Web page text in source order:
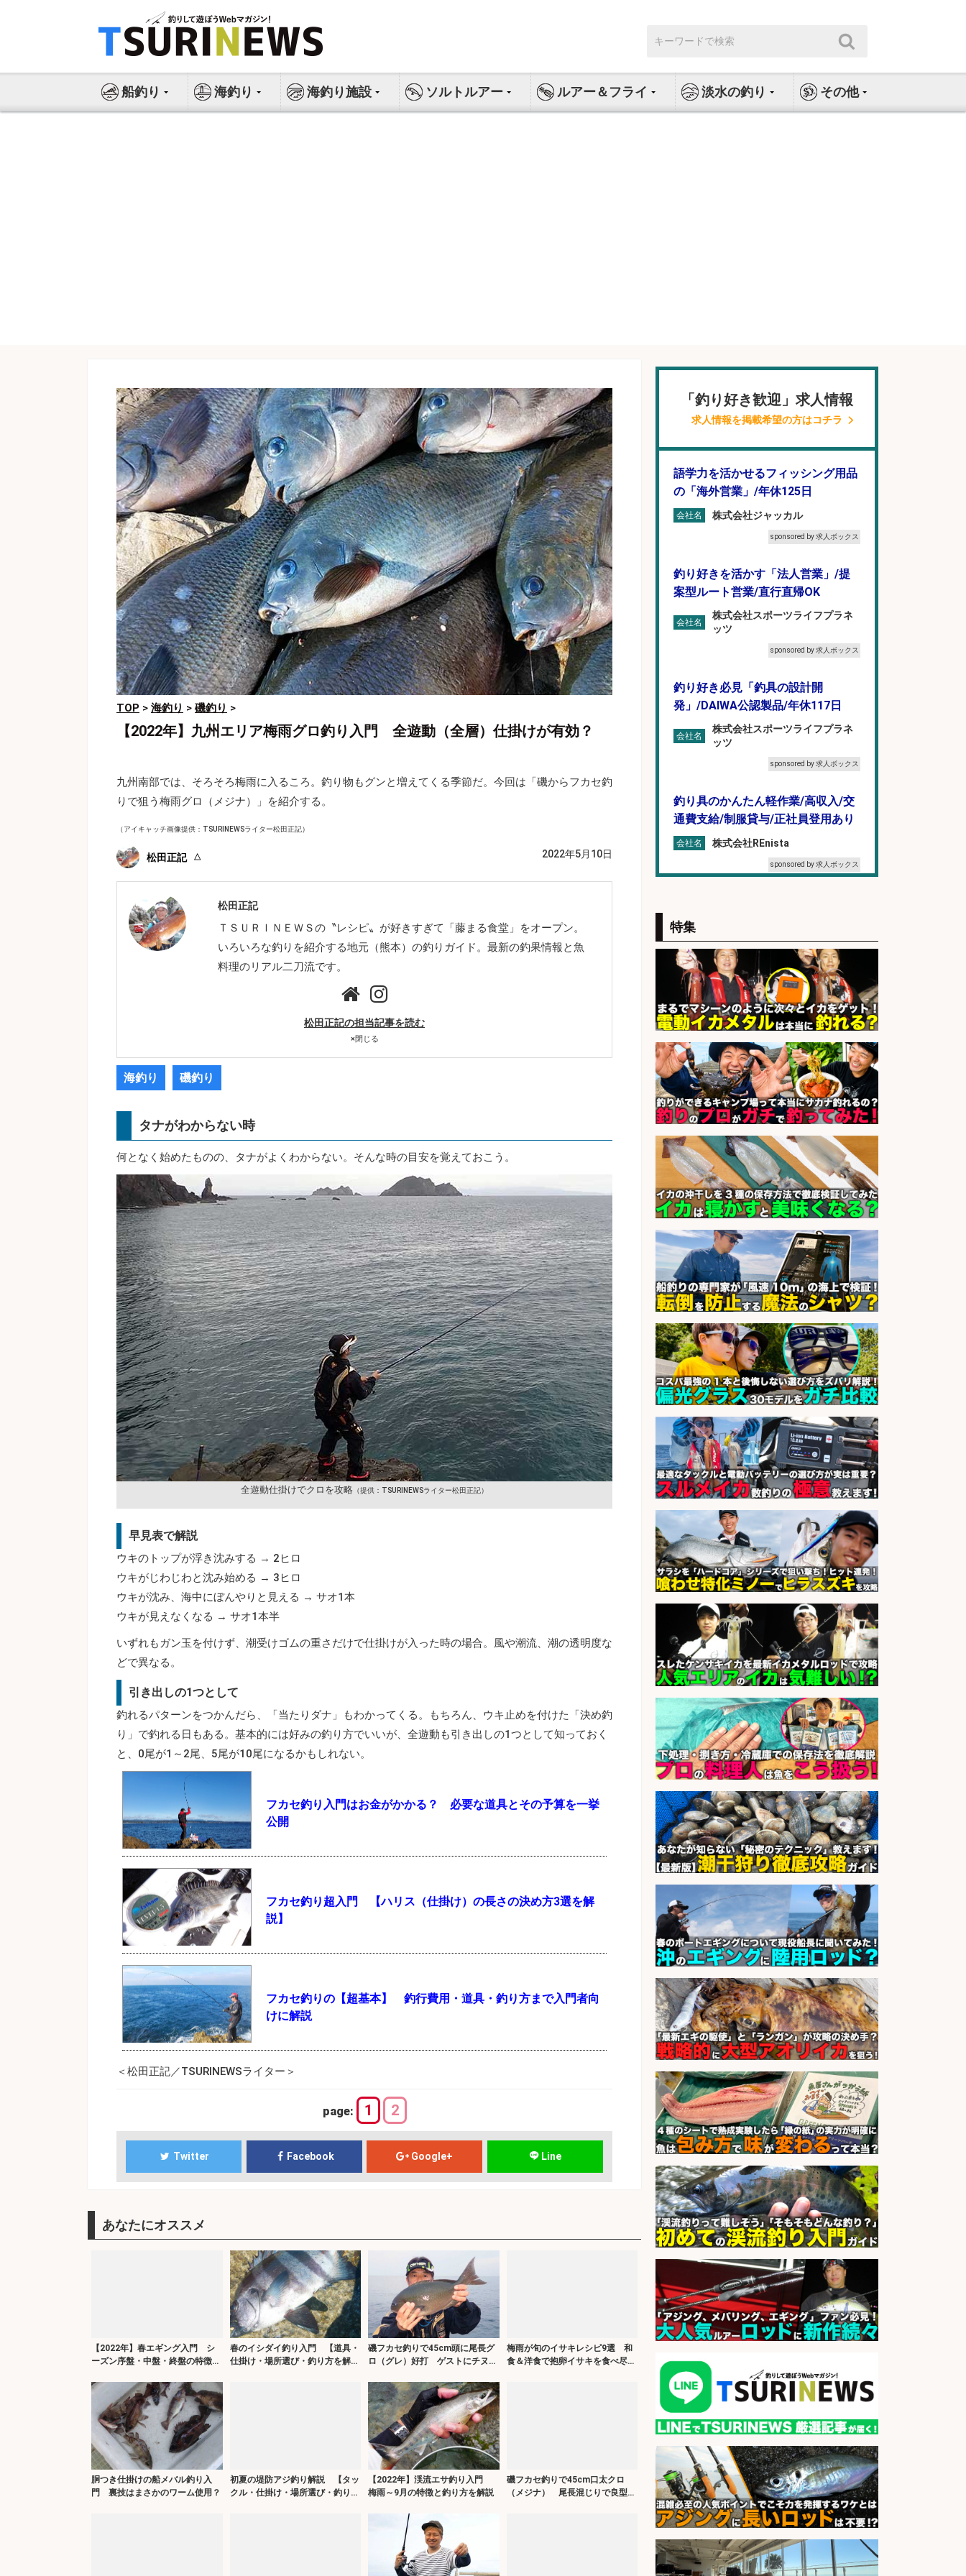
ス
索:
船釣り 海釣り 海釣り施設 ソルトルアー ルアー＆フライ 淡水の釣り その他
TOP > 海釣り > 磯釣り >
【2022年】九州エリア梅雨グロ釣り入門 全遊動（全層）仕掛けが有効？
九州南部では、そろそろ梅雨に入るころ。釣り物もグンと増えてくる季節だ。今回は「磯からフカセ釣
りで狙う梅雨グロ（メジナ）」を紹介する。
（アイキャッチ画像提供：TSURINEWSライター松田正記）
松田正記 2022年5月10日
松田正記
ＴＳＵＲＩＮＥＷＳの〝レシピ〟が好きすぎて「藤まる食堂」をオープン。
いろいろな釣りを紹介する地元（熊本）の釣りガイド。最新の釣果情報と魚
料理のリアル二刀流です。
松田正記の担当記事を読む
×閉じる
海釣り 磯釣り
タナがわからない時
何となく始めたものの、タナがよくわからない。そんな時の目安を覚えておこう。
全遊動仕掛けでクロを攻略 （提供：TSURINEWSライター松田正記）
早見表で解説
ウキのトップが浮き沈みする → 2ヒロ
ウキがじわじわと沈み始める → 3ヒロ
ウキが沈み、海中にぼんやりと見える → サオ1本
ウキが見えなくなる → サオ1本半
いずれもガン玉を付けず、潮受けゴムの重さだけで仕掛けが入った時の場合。風や潮流、潮の透明度な
どで異なる。
引き出しの1つとして
釣れるパターンをつかんだら、「当たりダナ」もわかってくる。もちろん、ウキ止めを付けた「決め釣
り」で釣れる日もある。基本的には好みの釣り方でいいが、全遊動も引き出しの1つとして知っておく
と、0尾が1～2尾、5尾が10尾になるかもしれない。
フカセ釣り入門はお金がかかる？ 必要な道具とその予算を一挙
公開
フカセ釣り超入門 【ハリス（仕掛け）の長さの決め方3選を解
説】
フカセ釣りの【超基本】 釣行費用・道具・釣り方まで入門者向
けに解説
＜松田正記／TSURINEWSライター＞
page: 1 2
Twitter Facebook Google+ Line
あなたにオススメ
【2022年】春エギング入門 シ
ーズン序盤・中盤・終盤の特徴を
春のイシダイ釣り入門 【道具・
仕掛け・場所選び・釣り方を解
磯フカセ釣りで45cm頭に尾長グ
ロ（グレ）好打 ゲストにチヌや
梅雨が旬のイサキレシピ9選 和
食＆洋食で抱卵イサキを食べ尽く
胴つき仕掛けの船メバル釣り入
門 裏技はまさかのワーム使用？
初夏の堤防アジ釣り解説 【タッ
クル・仕掛け・場所選び・釣り
【2022年】渓流エサ釣り入門
梅雨～9月の特徴と釣り方を解説
磯フカセ釣りで45cm口太クロ
（メジナ） 尾長混じりで良型連
「釣り好き歓迎」求人情報
求人情報を掲載希望の方はコチラ
語学力を活かせるフィッシング用品
の「海外営業」/年休125日
会社名 株式会社ジャッカル
sponsored by 求人ボックス
釣り好きを活かす「法人営業」/提
案型ルート営業/直行直帰OK
会社名
株式会社スポーツライフプラネ
ッツ
sponsored by 求人ボックス
釣り好き必見「釣具の設計開
発」/DAIWA公認製品/年休117日
会社名
株式会社スポーツライフプラネ
ッツ
sponsored by 求人ボックス
釣り具のかんたん軽作業/高収入/交
通費支給/制服貸与/正社員登用あり
会社名 株式会社REnista
sponsored by 求人ボックス
フ/未経験歓迎/交通費支給/制服貸
与/正社員登用あり
会社名 株式会社REnista
sponsored by 求人ボックス
釣り具のかんたん軽作業/高収入/交
会社名 株式会社REnista
sponsored by 求人ボックス
倉庫での釣り用品の軽作業スタッ
フ/未経験歓迎/交通費支給/制服貸
与/正社員登用あり
会社名 株式会社REnista
sponsored by 求人ボックス
釣り具のかんたん軽作業/高収入/交
通費支給/制服貸与/正社員登用あり
会社名 株式会社REnista
sponsored by 求人ボックス
フィッシング用品の「製品開発設
計」
会社名 メガバス株式会社
sponsored by 求人ボックス
倉庫での釣り用品の軽作業スタッ
フ/未経験歓迎/交通費支給/制服貸
与/正社員登用あり
会社名 株式会社REnista
sponsored by 求人ボックス
さらに求人情報を見る
特集